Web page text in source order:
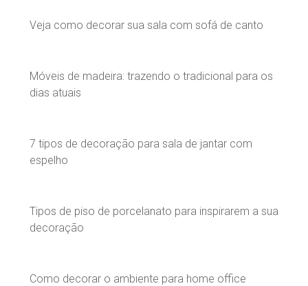
Veja como decorar sua sala com sofá de canto
Móveis de madeira: trazendo o tradicional para os
dias atuais
7 tipos de decoração para sala de jantar com
espelho
Tipos de piso de porcelanato para inspirarem a sua
decoração
Como decorar o ambiente para home office